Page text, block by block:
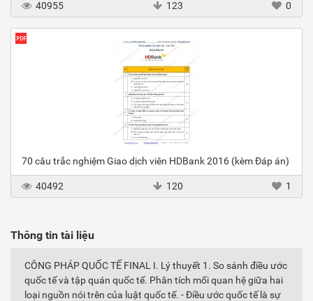
40955 123 0
70 câu trắc nghiệm Giao dịch viên HDBank 2016 (kèm Đáp án)
40492 120 1
Thông tin tài liệu
CÔNG PHÁP QUỐC TẾ FINAL I. Lý thuyết 1. So sánh điều ước
quốc tế và tập quán quốc tế. Phân tích mối quan hệ giữa hai
loại nguồn nói trên của luật quốc tế. - Điều ước quốc tế là sự